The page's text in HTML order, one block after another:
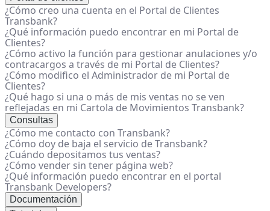
¿Cómo creo una cuenta en el Portal de Clientes
Transbank?
¿Qué información puedo encontrar en mi Portal de
Clientes?
¿Cómo activo la función para gestionar anulaciones y/o
contracargos a través de mi Portal de Clientes?
¿Cómo modifico el Administrador de mi Portal de
Clientes?
¿Qué hago si una o más de mis ventas no se ven
reflejadas en mi Cartola de Movimientos Transbank?
Consultas
¿Cómo me contacto con Transbank?
¿Cómo doy de baja el servicio de Transbank?
¿Cuándo depositamos tus ventas?
¿Cómo vender sin tener página web?
¿Qué información puedo encontrar en el portal
Transbank Developers?
Documentación